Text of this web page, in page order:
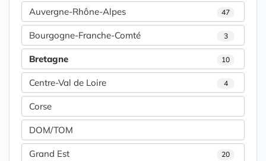
Auvergne-Rhône-Alpes 47
Bourgogne-Franche-Comté 3
Bretagne 10
Centre-Val de Loire 4
Corse
DOM/TOM
Grand Est 20